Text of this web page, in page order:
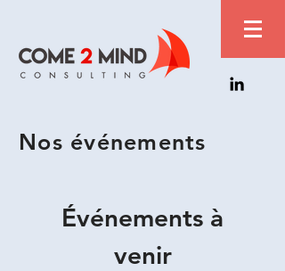
Nos événements
Événements à
venir